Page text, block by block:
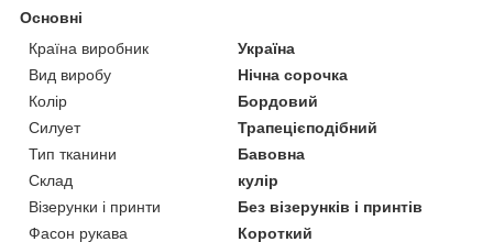
Основні
Країна виробник
Україна
Вид виробу
Нічна сорочка
Колір
Бордовий
Силует
Трапецієподібний
Тип тканини
Бавовна
Склад
кулір
Візерунки і принти
Без візерунків і принтів
Фасон рукава
Короткий